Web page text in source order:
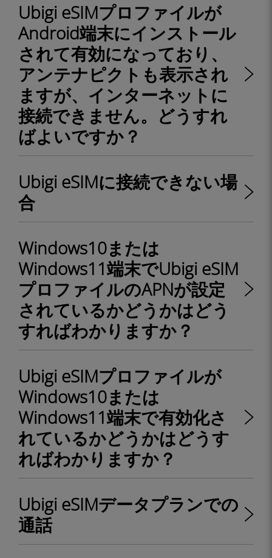
Ubigi eSIMプロファイルが
Android端末にインストール
されて有効になっており、
アンテナピクトも表示され
ますが、インターネットに
接続できません。どうすれ
ばよいですか？
Ubigi eSIMに接続できない場
合
Windows10または
Windows11端末でUbigi eSIM
プロファイルのAPNが設定
されているかどうかはどう
すればわかりますか？
Ubigi eSIMプロファイルが
Windows10または
Windows11端末で有効化さ
れているかどうかはどうす
ればわかりますか？
Ubigi eSIMデータプランでの
通話